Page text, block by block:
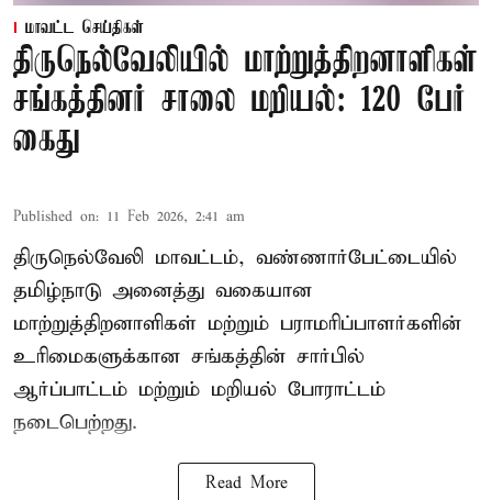
மாவட்ட செய்திகள்
திருநெல்வேலியில் மாற்றுத்திறனாளிகள்
சங்கத்தினர் சாலை மறியல்: 120 பேர்
கைது
Published on: 11 Feb 2026, 2:41 am
திருநெல்வேலி மாவட்டம், வண்ணார்பேட்டையில்
தமிழ்நாடு அனைத்து வகையான
மாற்றுத்திறனாளிகள் மற்றும் பராமரிப்பாளர்களின்
உரிமைகளுக்கான சங்கத்தின் சார்பில்
ஆர்ப்பாட்டம் மற்றும் மறியல் போராட்டம்
நடைபெற்றது.
Read More